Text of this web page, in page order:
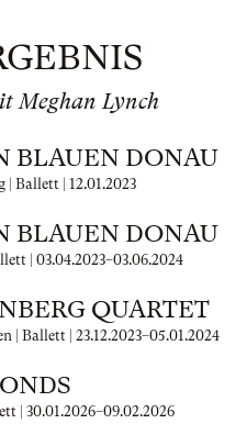
Meghan Lynch
BLAUEN DONAU
| Ballett | 12.01.2023
BLAUEN DONAU
| 03.04.2023–03.06.2024
QUARTET
| Ballett | 23.12.2023–05.01.2024
| 30.01.2026–09.02.2026